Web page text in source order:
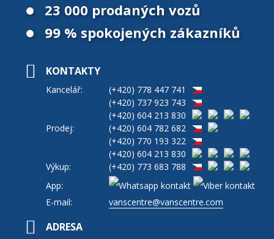
23 000 prodaných vozů
99 % spokojených zákazníků
KONTAKTY
Kancelář: (+420) 778 447 741
(+420) 737 923 743
(+420) 604 213 830
Prodej:
(+420) 604 782 682
(+420) 770 193 322
(+420) 604 213 830
Výkup:
(+420) 773 683 788
App:
E-mail:
vanscentre@vanscentre.com
ADRESA